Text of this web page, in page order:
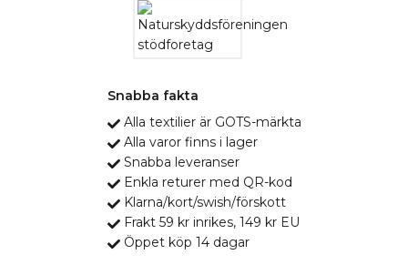
Snabba fakta
Alla textilier är GOTS-märkta
Alla varor finns i lager
Snabba leveranser
Enkla returer med QR-kod
Klarna/kort/swish/förskott
Frakt 59 kr inrikes, 149 kr EU
Öppet köp 14 dagar